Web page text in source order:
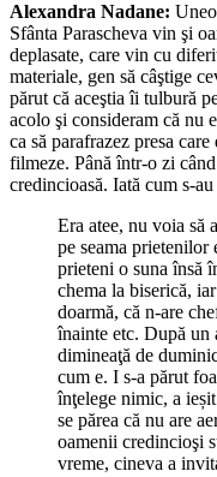
Alexandra Nadane:
Sfânta Parascheva vin şi
deplasate, care vin cu
materiale, gen să câştige
părut că aceştia îi tulbură
acolo şi consideram că nu
ca să parafrazez presa
filmeze. Până într-o zi
credincioasă. Iată cum s-
Era atee, nu voia să
pe seama
prieteni o suna însă
chema la biserică,
doarmă, că n-are
înainte etc. După un
dimineaţă de
cum e. I s-a părut
înţelege nimic, a
se părea că nu are
oamenii credincioşi
vreme, cineva a